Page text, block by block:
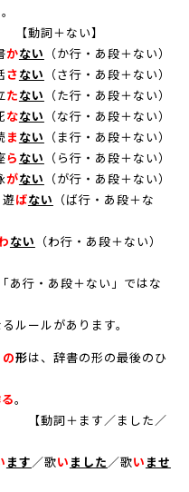
。
詞＋ない】
かない （か行・あ段＋ない）
さない （さ行・あ段＋ない）
たない （た行・あ段＋ない）
なない （な行・あ段＋ない）
ま ない （ま行・あ段＋ない）
ら ない （ら行・あ段＋ない）
がない （が行・あ段＋ない）
ばない （ば行・あ段＋な
ない （わ行・あ段＋ない）
あ行・あ段＋ない」ではな
ールがあります。
形は、辞書の形の最後のひ
。
詞＋ます／ました／
ます ／歌い ました ／歌い ませ